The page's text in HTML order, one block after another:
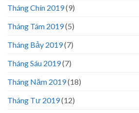
Tháng Chín 2019(9)
Tháng Tám 2019(5)
Tháng Bảy 2019(7)
Tháng Sáu 2019(7)
Tháng Năm 2019(18)
Tháng Tư 2019(12)